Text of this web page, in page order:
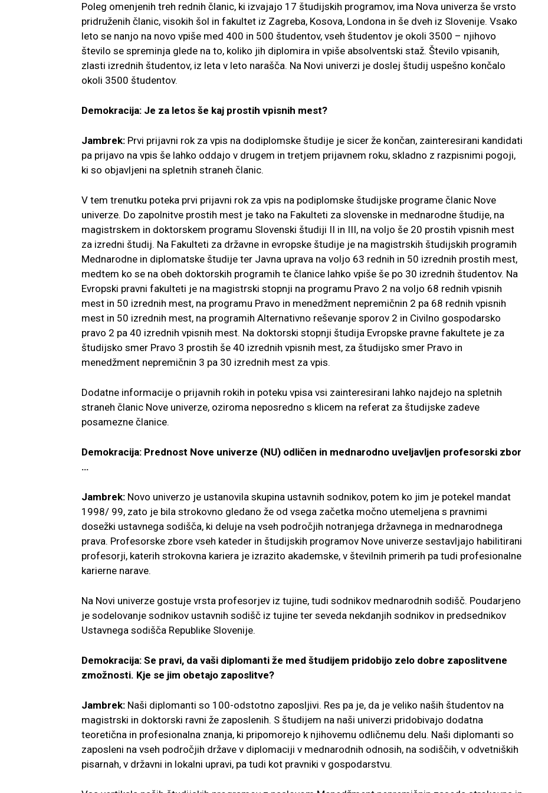
Poleg omenjenih treh rednih članic, ki izvajajo 17 študijskih programov, ima Nova univerza še vrsto
pridruženih članic, visokih šol in fakultet iz Zagreba, Kosova, Londona in še dveh iz Slovenije. Vsako
leto se nanjo na novo vpiše med 400 in 500 študentov, vseh študentov je okoli 3500 – njihovo
število se spreminja glede na to, koliko jih diplomira in vpiše absolventski staž. Število vpisanih,
zlasti izrednih študentov, iz leta v leto narašča. Na Novi univerzi je doslej študij uspešno končalo
okoli 3500 študentov.
Demokracija: Je za letos še kaj prostih vpisnih mest?
Jambrek: Prvi prijavni rok za vpis na dodiplomske študije je sicer že končan, zainteresirani kandidati
pa prijavo na vpis še lahko oddajo v drugem in tretjem prijavnem roku, skladno z razpisnimi pogoji,
ki so objavljeni na spletnih straneh članic.
V tem trenutku poteka prvi prijavni rok za vpis na podiplomske študijske programe članic Nove
univerze. Do zapolnitve prostih mest je tako na Fakulteti za slovenske in mednarodne študije, na
magistrskem in doktorskem programu Slovenski študiji II in III, na voljo še 20 prostih vpisnih mest
za izredni študij. Na Fakulteti za državne in evropske študije je na magistrskih študijskih programih
Mednarodne in diplomatske študije ter Javna uprava na voljo 63 rednih in 50 izrednih prostih mest,
medtem ko se na obeh doktorskih programih te članice lahko vpiše še po 30 izrednih študentov. Na
Evropski pravni fakulteti je na magistrski stopnji na programu Pravo 2 na voljo 68 rednih vpisnih
mest in 50 izrednih mest, na programu Pravo in menedžment nepremičnin 2 pa 68 rednih vpisnih
mest in 50 izrednih mest, na programih Alternativno reševanje sporov 2 in Civilno gospodarsko
pravo 2 pa 40 izrednih vpisnih mest. Na doktorski stopnji študija Evropske pravne fakultete je za
študijsko smer Pravo 3 prostih še 40 izrednih vpisnih mest, za študijsko smer Pravo in
menedžment nepremičnin 3 pa 30 izrednih mest za vpis.
Dodatne informacije o prijavnih rokih in poteku vpisa vsi zainteresirani lahko najdejo na spletnih
straneh članic Nove univerze, oziroma neposredno s klicem na referat za študijske zadeve
posamezne članice.
Demokracija: Prednost Nove univerze (NU) odličen in mednarodno uveljavljen profesorski zbor
…
Jambrek: Novo univerzo je ustanovila skupina ustavnih sodnikov, potem ko jim je potekel mandat
1998/ 99, zato je bila strokovno gledano že od vsega začetka močno utemeljena s pravnimi
dosežki ustavnega sodišča, ki deluje na vseh področjih notranjega državnega in mednarodnega
prava. Profesorske zbore vseh kateder in študijskih programov Nove univerze sestavljajo habilitirani
profesorji, katerih strokovna kariera je izrazito akademske, v številnih primerih pa tudi profesionalne
karierne narave.
Na Novi univerze gostuje vrsta profesorjev iz tujine, tudi sodnikov mednarodnih sodišč. Poudarjeno
je sodelovanje sodnikov ustavnih sodišč iz tujine ter seveda nekdanjih sodnikov in predsednikov
Ustavnega sodišča Republike Slovenije.
Demokracija: Se pravi, da vaši diplomanti že med študijem pridobijo zelo dobre zaposlitvene
zmožnosti. Kje se jim obetajo zaposlitve?
Jambrek: Naši diplomanti so 100-odstotno zaposljivi. Res pa je, da je veliko naših študentov na
magistrski in doktorski ravni že zaposlenih. S študijem na naši univerzi pridobivajo dodatna
teoretična in profesionalna znanja, ki pripomorejo k njihovemu odličnemu delu. Naši diplomanti so
zaposleni na vseh področjih države v diplomaciji v mednarodnih odnosih, na sodiščih, v odvetniških
pisarnah, v državni in lokalni upravi, pa tudi kot pravniki v gospodarstvu.